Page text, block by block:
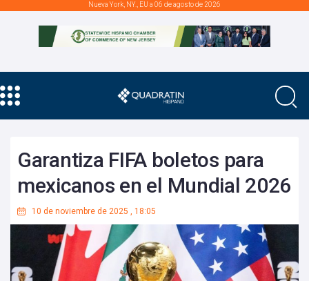
Nueva York, NY., EU a 06 de agosto de 2026
Garantiza FIFA boletos para
mexicanos en el Mundial 2026
10 de noviembre de 2025 , 18:05